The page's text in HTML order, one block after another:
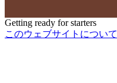
Getting ready for starters
このウェブサイトについて